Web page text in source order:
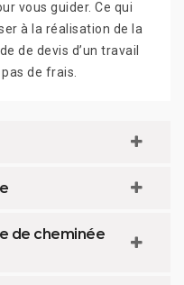
vous guider. Ce qui
à la réalisation de la
de devis d’un travail
de frais.
de cheminée